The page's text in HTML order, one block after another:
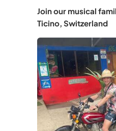
Join our musical
Ticino, Switzerland